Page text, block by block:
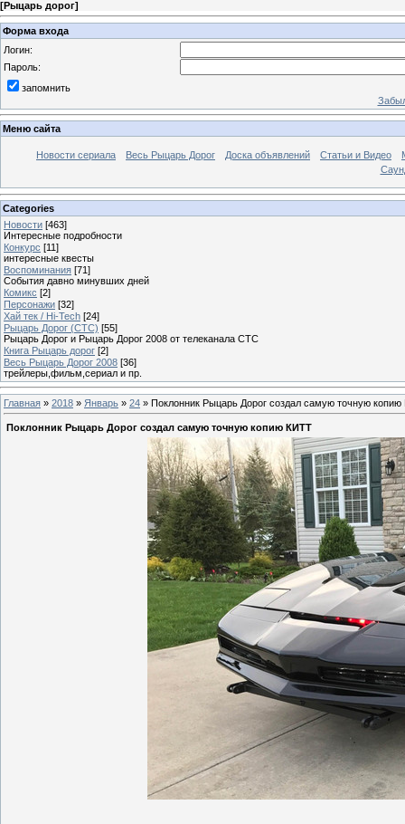
[Рыцарь дорог]
Форма входа
Логин:
Пароль:
запомнить
Меню сайта
Новости сериала Весь Рыцарь Дорог Доска объявлений Статьи и Видео
Categories
Новости [463]
Интересные подробности
Конкурс [11]
интересные квесты
Воспоминания [71]
События давно минувших дней
Комикс [2]
Персонажи [32]
Хай тек / Hi-Tech [24]
Рыцарь Дорог (СТС) [55]
Рыцарь Дорог и Рыцарь Дорог 2008 от телеканала СТС
Книга Рыцарь дорог [2]
Весь Рыцарь Дорог 2008 [36]
трейлеры,фильм,сериал и пр.
Главная » 2018 » Январь » 24 » Поклонник Рыцарь Дорог создал самую точную
Поклонник Рыцарь Дорог создал самую точную копию КИТТ